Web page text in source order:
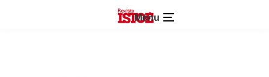
Menu